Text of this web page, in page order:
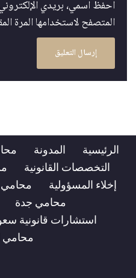
احفظ اسمي، بريدي
المتصفح لاستخدامها المرة
الرئيسية المدونة
التخصصات القانونية
إخلاء المسؤولية
محامي
محامي جدة
استشارات قانونية
محامي